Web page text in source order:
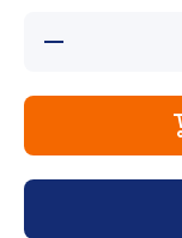
Reducir
garantía